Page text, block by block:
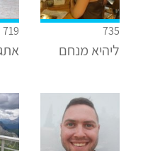
735
ליהיא מנחם
719